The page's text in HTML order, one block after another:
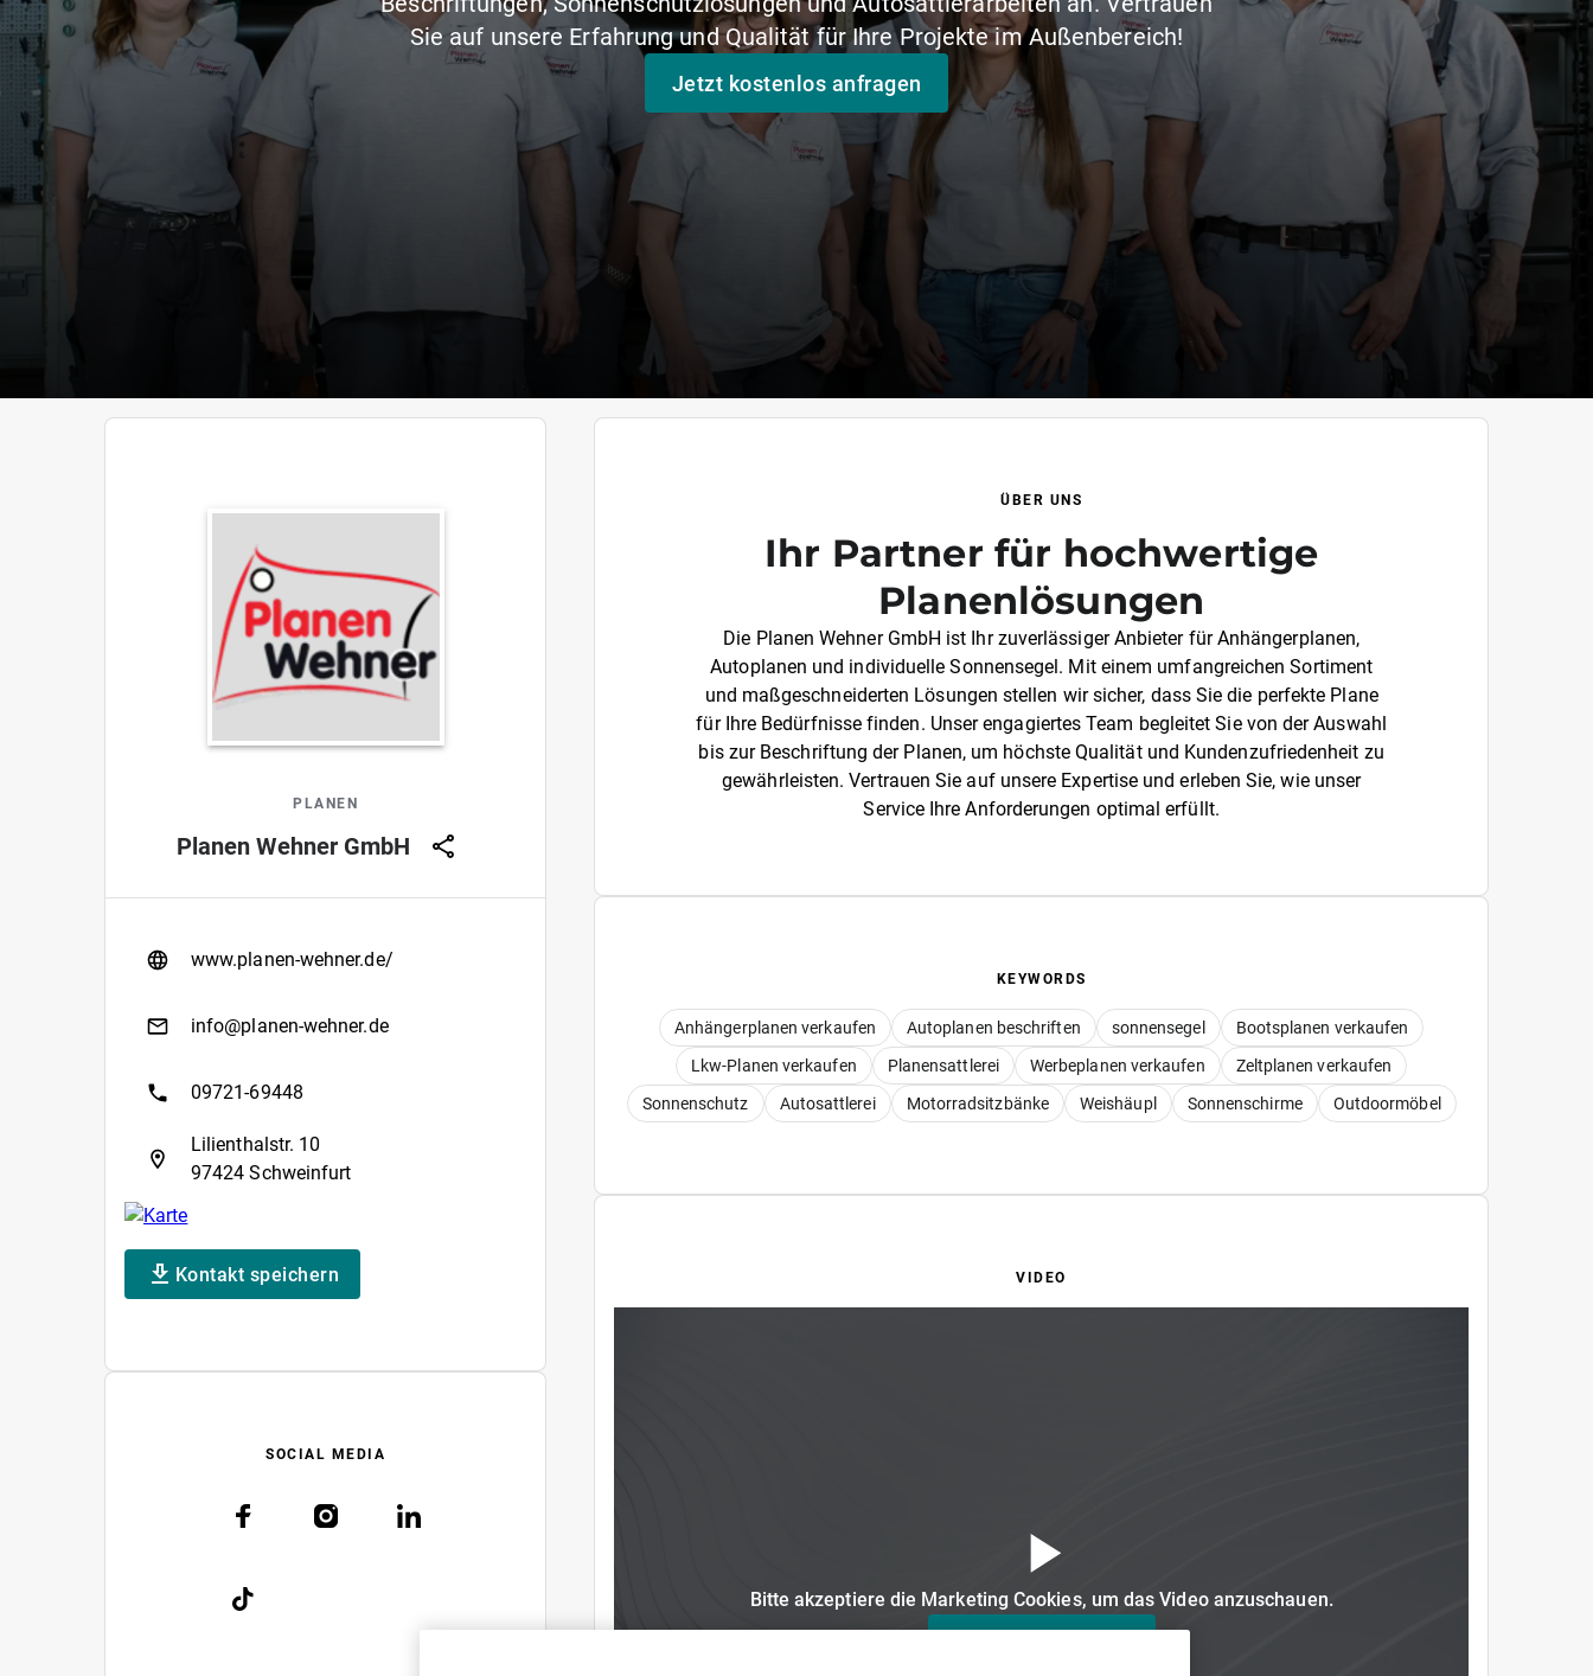
Sie auf unsere Erfahrung und Qualität für Ihre Projekte im Außenbereich!
Jetzt kostenlos anfragen
PLANEN
Planen Wehner GmbH
www.planen-wehner.de/
info@planen-wehner.de
09721-69448
Lilienthalstr. 10
97424 Schweinfurt
Kontakt speichern
SOCIAL MEDIA
ÜBER UNS
Ihr Partner für hochwertige
Planenlösungen
Die Planen Wehner GmbH ist Ihr zuverlässiger Anbieter für Anhängerplanen,
Autoplanen und individuelle Sonnensegel. Mit einem umfangreichen Sortiment
und maßgeschneiderten Lösungen stellen wir sicher, dass Sie die perfekte Plane
für Ihre Bedürfnisse finden. Unser engagiertes Team begleitet Sie von der Auswahl
bis zur Beschriftung der Planen, um höchste Qualität und Kundenzufriedenheit zu
gewährleisten. Vertrauen Sie auf unsere Expertise und erleben Sie, wie unser
Service Ihre Anforderungen optimal erfüllt.
KEYWORDS
Anhängerplanen verkaufen Autoplanen beschriften sonnensegel
Bootsplanen verkaufen
Lkw-Planen verkaufen
Planensattlerei Werbeplanen verkaufen
Zeltplanen verkaufen
Sonnenschutz
Autosattlerei Motorradsitzbänke Weishäupl Sonnenschirme Outdoormöbel
VIDEO
Bitte akzeptiere die Marketing Cookies, um das Video anzuschauen.